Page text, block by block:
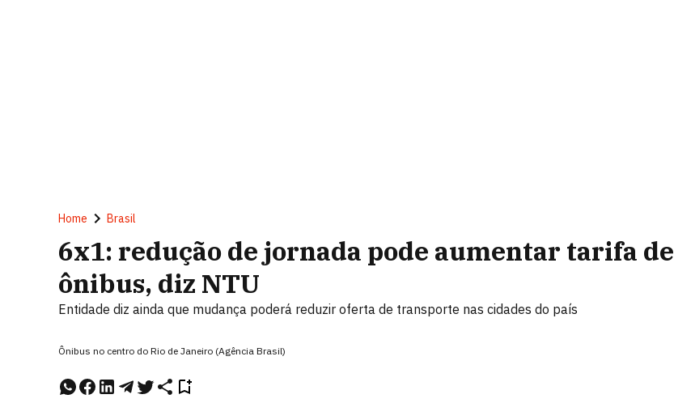
Home Brasil
6x1: redução de jornada pode aumentar tarifa de
ônibus, diz NTU
Entidade diz ainda que mudança poderá reduzir oferta de transporte nas cidades do país
Ônibus no centro do Rio de Janeiro (Agência Brasil)